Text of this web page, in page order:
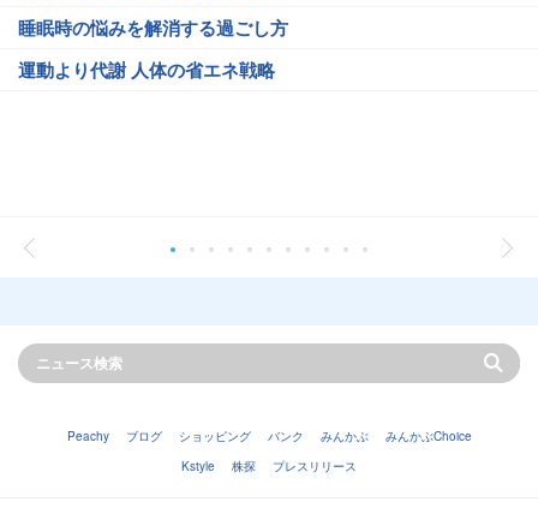
睡眠時の悩みを解消する過ごし方
運動より代謝 人体の省エネ戦略
Peachy ブログ ショッピング バンク みんかぶ
みんかぶChoice
Kstyle
株探 プレスリリース